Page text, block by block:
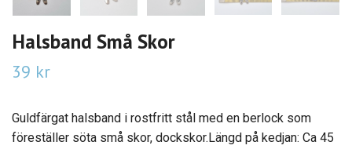
Halsband Små Skor
39 kr
Guldfärgat halsband i rostfritt stål med en berlock som
föreställer söta små skor, dockskor.Längd på kedjan: Ca 45